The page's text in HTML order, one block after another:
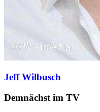
Jeff Wilbusch
Demnächst im TV